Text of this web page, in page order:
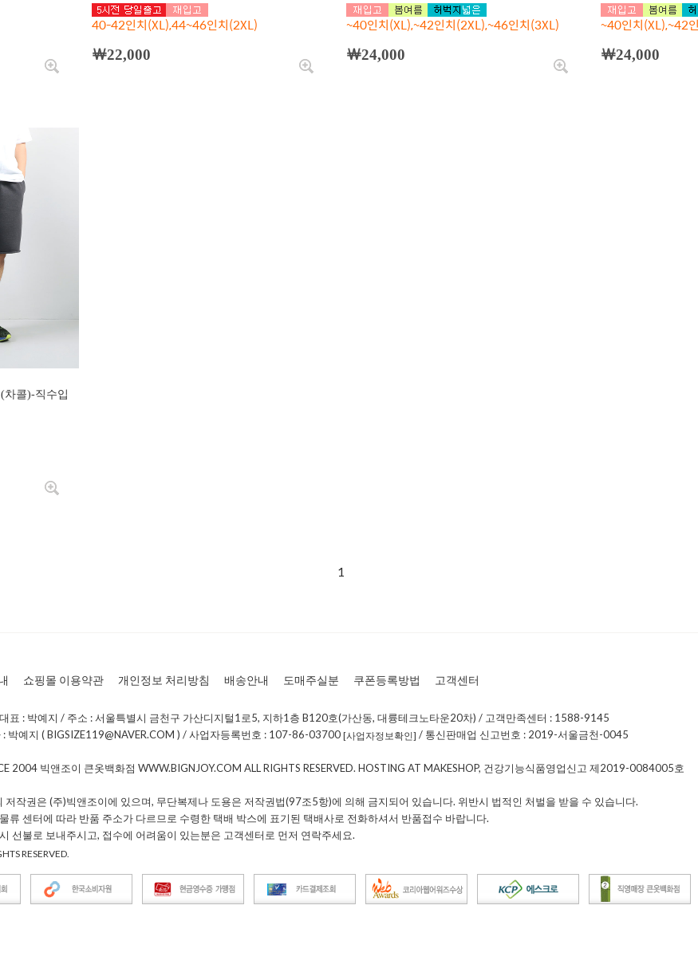
40-42인치(XL),44~46인치(2XL)
￦22,000
~40인치(XL),~42인치(2XL),~46인치(3XL)
￦24,000
~40인치(XL),~42
￦24,000
차콜)-직수입
1
쇼핑몰 이용약관 개인정보 처리방침 배송안내 도매주실분 쿠폰등록방법 고객센터
표 : 박예지 / 주소 : 서울특별시 금천구 가산디지털1로5, 지하1층 B120호(가산동, 대륭테크노타운20차) / 고객만족센터 : 1588-9145
: 박예지 ( BIGSIZE119@NAVER.COM ) / 사업자등록번호 : 107-86-03700 [사업자정보확인] / 통신판매업 신고번호 : 2019-서울금천-0045
2004 빅앤조이 큰옷백화점 WWW.BIGNJOY.COM ALL RIGHTS RESERVED. HOSTING AT MAKESHOP, 건강기능식품영업신고 제2019-0084005호
저작권은 (주)빅앤조이에 있으며, 무단복제나 도용은 저작권법(97조5항)에 의해 금지되어 있습니다. 위반시 법적인 처벌을 받을 수 있습니다.
류 센터에 따라 반품 주소가 다르므로 수령한 택배 박스에 표기된 택배사로 전화하셔서 반품접수 바랍니다.
선불로 보내주시고, 접수에 어려움이 있는분은 고객센터로 먼저 연락주세요.
RESERVED.